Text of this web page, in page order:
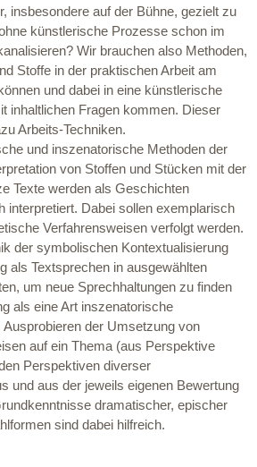
insbesondere auf der Bühne, gezielt zu
künstlerische Prozesse schon im
Wir brauchen also Methoden,
Stoffe in der praktischen Arbeit am
und dabei in eine künstlerische
inhaltlichen Fragen kommen. Dieser
Arbeits-Techniken.
und inszenatorische Methoden der
von Stoffen und Stücken mit der
Texte werden als Geschichten
interpretiert. Dabei sollen exemplarisch
Verfahrensweisen verfolgt werden.
der symbolischen Kontextualisierung
als Textsprechen in ausgewählten
um neue Sprechhaltungen zu finden
als eine Art inszenatorische
der Umsetzung von
auf ein Thema (aus Perspektive
Perspektiven diverser
und aus der jeweils eigenen Bewertung
dramatischer, epischer
sind dabei hilfreich.